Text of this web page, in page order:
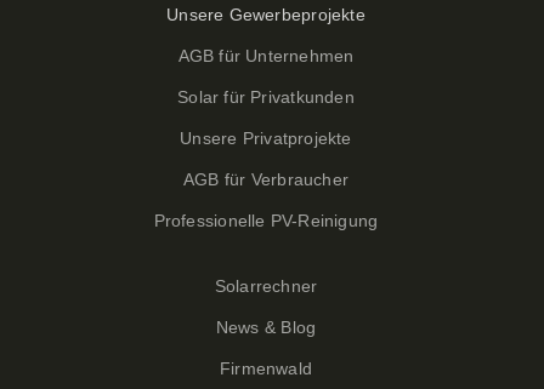
Unsere Gewerbeprojekte
AGB für Unternehmen
Solar für Privatkunden
Unsere Privatprojekte
AGB für Verbraucher
Professionelle PV-Reinigung
Solarrechner
News & Blog
Firmenwald